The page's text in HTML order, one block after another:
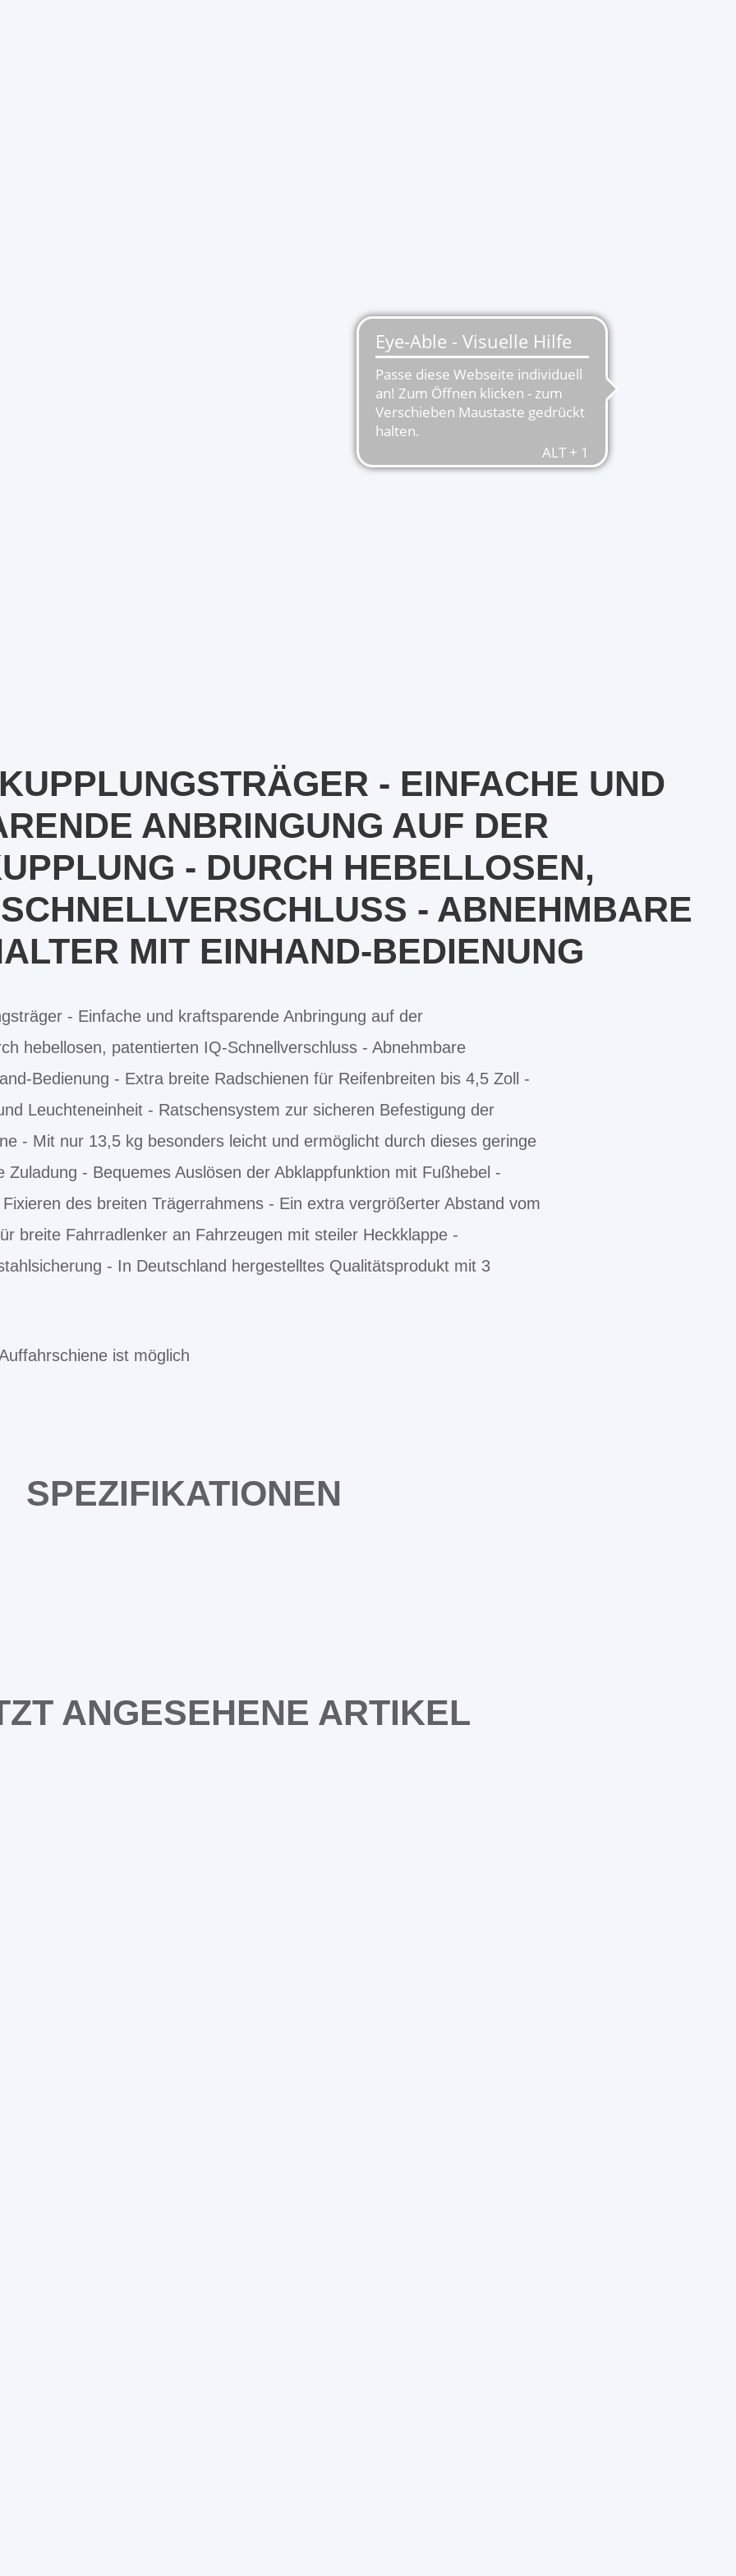
- EINFACHE UND
ANBRINGUNG AUF DER
- DURCH HEBELLOSEN,
- ABNEHMBARE
MIT EINHAND-BEDIENUNG
- Einfache und kraftsparende Anbringung auf der
hebellosen, patentierten IQ-Schnellverschluss - Abnehmbare
Bedienung - Extra breite Radschienen für Reifenbreiten bis 4,5 Zoll -
Leuchteneinheit - Ratschensystem zur sicheren Befestigung der
- Mit nur 13,5 kg besonders leicht und ermöglicht durch dieses geringe
Zuladung - Bequemes Auslösen der Abklappfunktion mit Fußhebel -
des breiten Trägerrahmens - Ein extra vergrößerter Abstand vom
breite Fahrradlenker an Fahrzeugen mit steiler Heckklappe -
- In Deutschland hergestelltes Qualitätsprodukt mit 3
ist möglich
SPEZIFIKATIONEN
ANGESEHENE ARTIKEL